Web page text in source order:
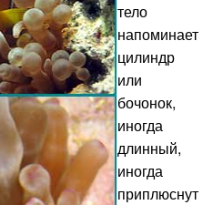
тело
напоминает
цилиндр
или
бочонок,
иногда
длинный,
иногда
приплюснут